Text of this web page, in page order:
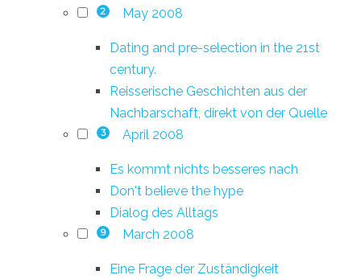
2 May 2008
Dating and pre-selection in the 21st
century.
Reisserische Geschichten aus der
Nachbarschaft, direkt von der Quelle
3 April 2008
Es kommt nichts besseres nach
Don't believe the hype
Dialog des Alltags
9 March 2008
Eine Frage der Zuständigkeit